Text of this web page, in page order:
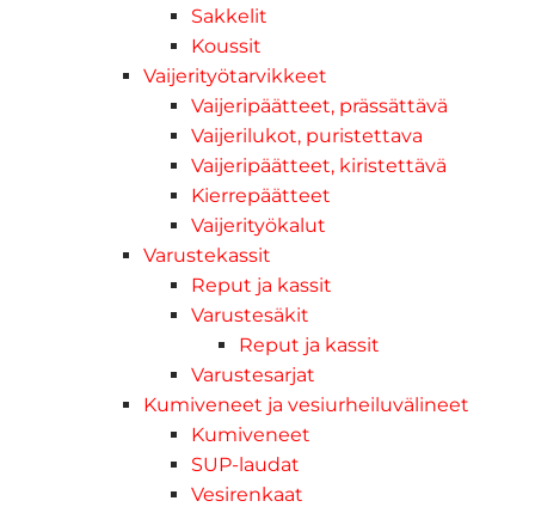
Sakkelit
Koussit
Vaijerityötarvikkeet
Vaijeripäätteet, prässättävä
Vaijerilukot, puristettava
Vaijeripäätteet, kiristettävä
Kierrepäätteet
Vaijerityökalut
Varustekassit
Reput ja kassit
Varustesäkit
Reput ja kassit
Varustesarjat
Kumiveneet ja vesiurheiluvälineet
Kumiveneet
SUP-laudat
Vesirenkaat